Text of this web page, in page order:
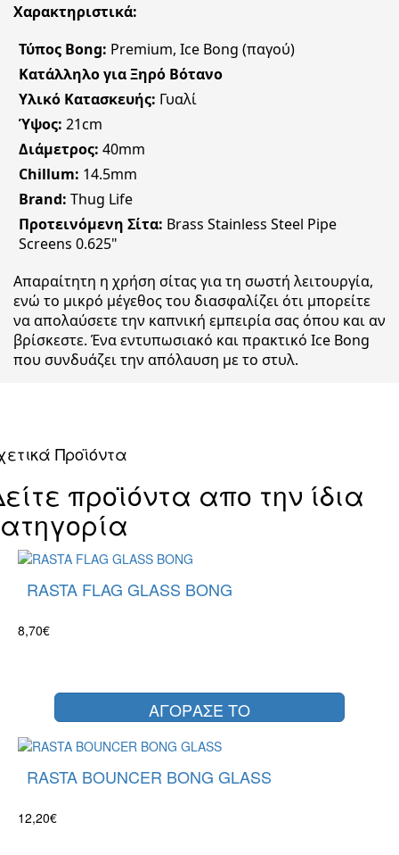
Χαρακτηριστικά:
Τύπος Bong: Premium, Ice Bong (παγού)
Κατάλληλο για Ξηρό Βότανο
Υλικό Κατασκευής: Γυαλί
Ύψος: 21cm
Διάμετρος: 40mm
Chillum: 14.5mm
Brand: Thug Life
Προτεινόμενη Σίτα: Brass Stainless Steel Pipe
Screens 0.625"
Απαραίτητη η χρήση σίτας για τη σωστή λειτουργία,
ενώ το μικρό μέγεθος του διασφαλίζει ότι μπορείτε
να απολαύσετε την καπνική εμπειρία σας όπου και αν
βρίσκεστε. Ένα εντυπωσιακό και πρακτικό Ice Bong
που συνδυάζει την απόλαυση με το στυλ.
Προϊόντα
προϊόντα απο την ίδια
RASTA FLAG GLASS BONG
8,70€
ΑΓΟΡΑΣΕ ΤΟ
RASTA BOUNCER BONG GLASS
12,20€